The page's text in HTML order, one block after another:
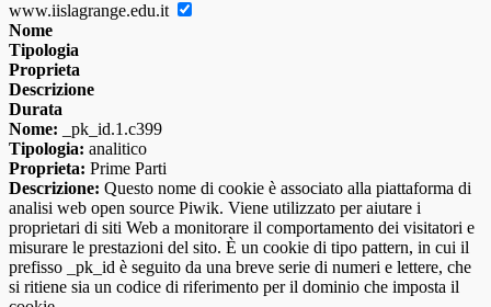
www.iislagrange.edu.it
Nome
Tipologia
Proprieta
Descrizione
Durata
Nome: _pk_id.1.c399
Tipologia: analitico
Proprieta: Prime Parti
Descrizione: Questo nome di cookie è associato alla piattaforma di
analisi web open source Piwik. Viene utilizzato per aiutare i
proprietari di siti Web a monitorare il comportamento dei visitatori e
misurare le prestazioni del sito. È un cookie di tipo pattern, in cui il
prefisso _pk_id è seguito da una breve serie di numeri e lettere, che
si ritiene sia un codice di riferimento per il dominio che imposta il